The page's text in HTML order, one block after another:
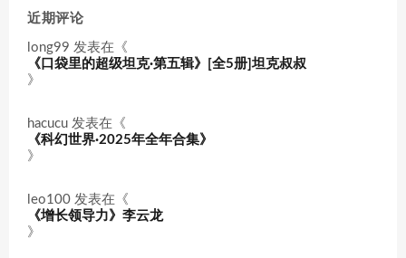
近期评论
long99 发表在《
《口袋里的超级坦克·第五辑》[全5册]坦克叔叔
》
hacucu 发表在《
《科幻世界·2025年全年合集》
》
leo100 发表在《
《增长领导力》李云龙
》